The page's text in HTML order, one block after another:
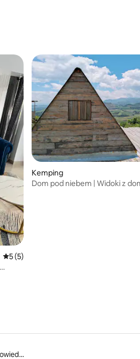
Średnia ocena: 5 na 5, liczba recenzji: 5
5 (5)
Kemping
Dom pod niebem | Widoki z
Miejsca na pobyt odpowiednie dla rodzin